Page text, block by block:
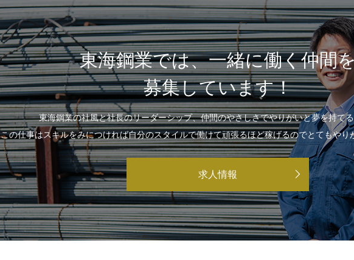
東海鋼業では、一緒に働く仲間
募集しています！
東海鋼業の社風と社長のリーダーシップ、仲間のやさしさでやりがいと夢を持て
この仕事はスキルをみにつければ自分のスタイルで働けて頑張るほど稼げるのでとてもやり
求人情報